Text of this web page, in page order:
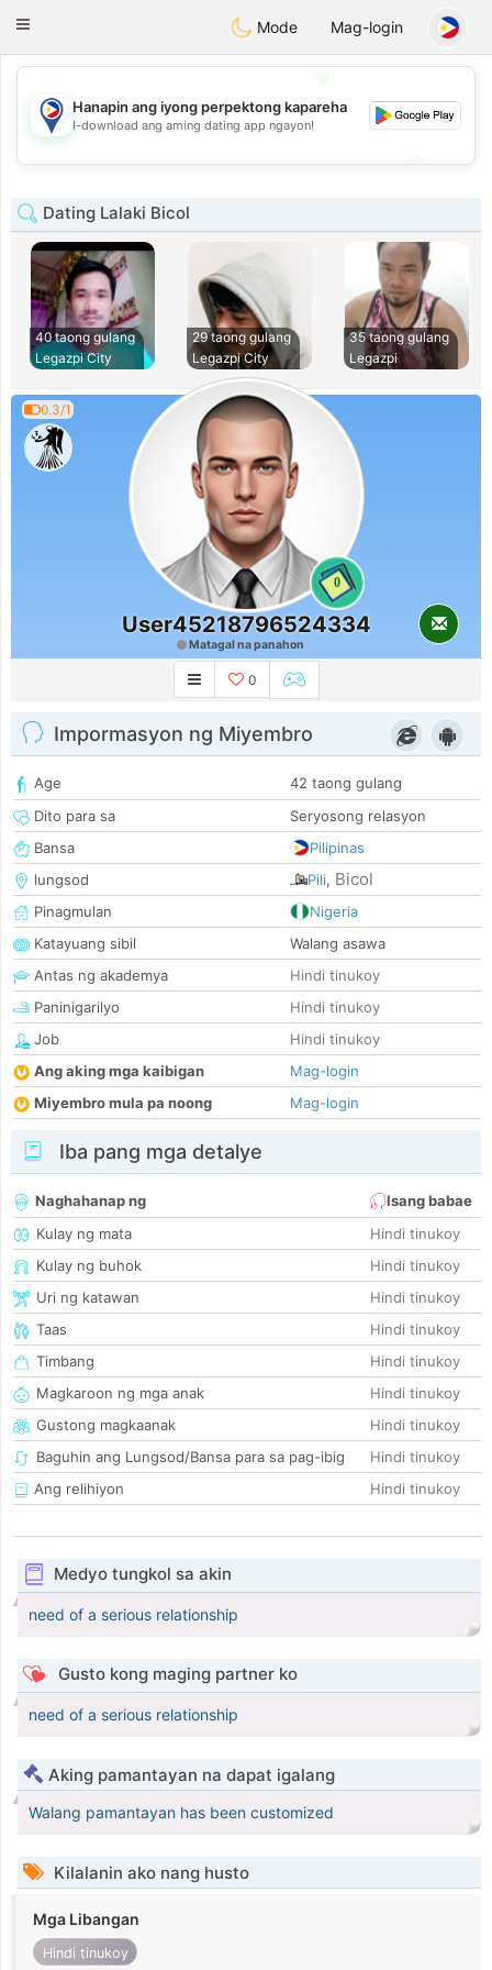
PhilippinesChat
Toggle
Mode Mag-login
💖
💕
Hanapin ang iyong perpektong kapareha
I-download ang aming dating app ngayon!
Dating Lalaki Bicol
40 taong gulang
Legazpi City
29 taong gulang
Legazpi City
35 taong gulang
Legazpi
0.3/1
0
User45218796524334
Matagal na panahon
0
Impormasyon ng Miyembro
Age
42 taong gulang
Dito para sa
Seryosong relasyon
Bansa
Pilipinas
lungsod
Pili, Bicol
Pinagmulan
Nigeria
Katayuang sibil
Walang asawa
Antas ng akademya
Hindi tinukoy
Paninigarilyo
Hindi tinukoy
Job
Hindi tinukoy
Ang aking mga kaibigan
Mag-login
Miyembro mula pa noong
Mag-login
Iba pang mga detalye
Naghahanap ng
Isang babae
Kulay ng mata
Hindi tinukoy
Kulay ng buhok
Hindi tinukoy
Uri ng katawan
Hindi tinukoy
Taas
Hindi tinukoy
Timbang
Hindi tinukoy
Magkaroon ng mga anak
Hindi tinukoy
Gustong magkaanak
Hindi tinukoy
Baguhin ang Lungsod/Bansa para sa pag-ibig
Hindi tinukoy
Ang relihiyon
Hindi tinukoy
Medyo tungkol sa akin
need of a serious relationship
Gusto kong maging partner ko
need of a serious relationship
Aking pamantayan na dapat igalang
Walang pamantayan has been customized
Kilalanin ako nang husto
Mga Libangan
Hindi tinukoy